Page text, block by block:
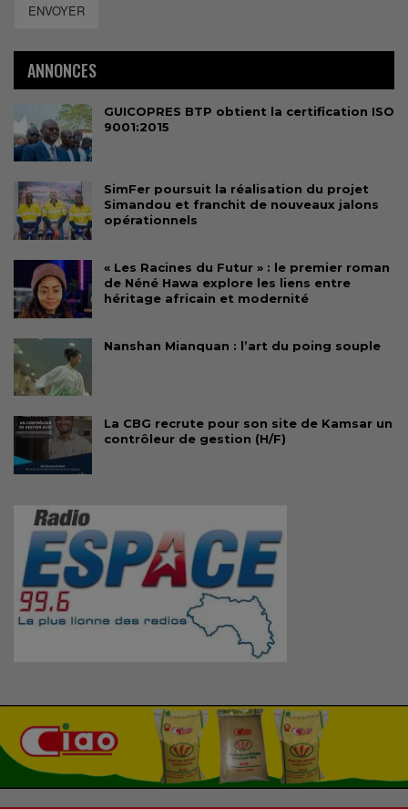
ENVOYER
ANNONCES
GUICOPRES BTP obtient la certification ISO
9001:2015
SimFer poursuit la réalisation du projet
Simandou et franchit de nouveaux jalons
opérationnels
« Les Racines du Futur » : le premier roman
de Néné Hawa explore les liens entre
héritage africain et modernité
Nanshan Mianquan : l’art du poing souple
La CBG recrute pour son site de Kamsar un
contrôleur de gestion (H/F)